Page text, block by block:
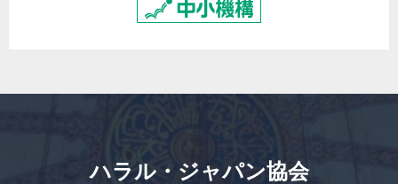
ハラル・ジャパン協会